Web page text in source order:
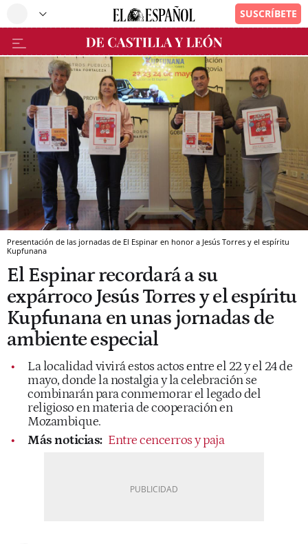
Presentación de las jornadas de El Espinar en honor a Jesús Torres y el espíritu
Kupfunana
El Espinar recordará a su
expárroco Jesús Torres y el espíritu
Kupfunana en unas jornadas de
ambiente especial
La localidad vivirá estos actos entre el 22 y el 24 de
mayo, donde la nostalgia y la celebración se
combinarán para conmemorar el legado del
religioso en materia de cooperación en
Mozambique.
Más noticias: Entre cencerros y paja